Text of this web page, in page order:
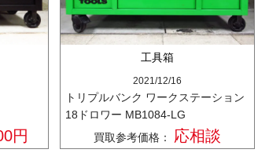
円
工具箱
2021/12/16
トリプルバンク ワークステーション
18ドロワー MB1084-LG
買取参考価格： 応相談